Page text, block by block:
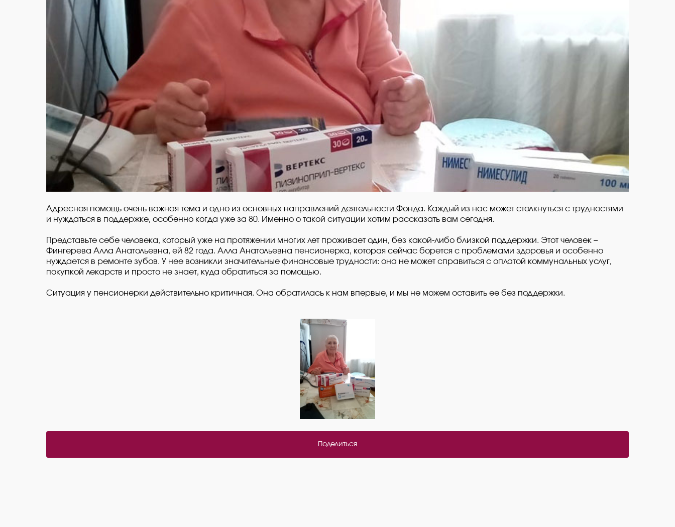
Адресная помощь очень важная тема и одно из основных направлений деятельности Фонда. Каждый из нас может столкнуться с трудностями
и нуждаться в поддержке, особенно когда уже за 80. Именно о такой ситуации хотим рассказать вам сегодня.
Представьте себе человека, который уже на протяжении многих лет проживает один, без какой-либо близкой поддержки. Этот человек –
Фингерева Алла Анатольевна, ей 82 года. Алла Анатольевна пенсионерка, которая сейчас борется с проблемами здоровья и особенно
нуждается в ремонте зубов. У нее возникли значительные финансовые трудности: она не может справиться с оплатой коммунальных услуг,
покупкой лекарств и просто не знает, куда обратиться за помощью.
Ситуация у пенсионерки действительно критичная. Она обратилась к нам впервые, и мы не можем оставить ее без поддержки.
Поделиться